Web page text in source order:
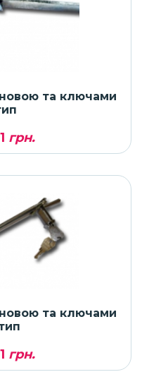
та ключами
грн.
та ключами
грн.